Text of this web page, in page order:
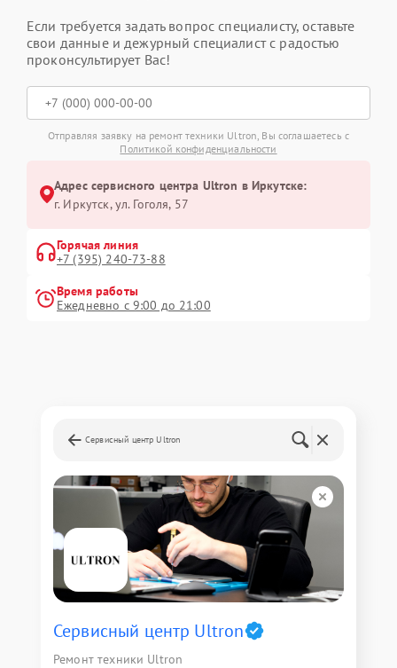
Если требуется задать вопрос специалисту, оставьте
свои данные и дежурный специалист с радостью
проконсультирует Вас!
Отправляя заявку на ремонт техники Ultron, Вы соглашаетесь с
Политикой конфиденциальности
Адрес сервисного центра Ultron в Иркутске:
г. Иркутск, ул. ​Гоголя, 57
Горячая линия
+7 (395) 240-73-88
Время работы
Ежедневно с 9:00 до 21:00
Сервисный центр Ultron
Сервисный центр Ultron
Ремонт техники Ultron